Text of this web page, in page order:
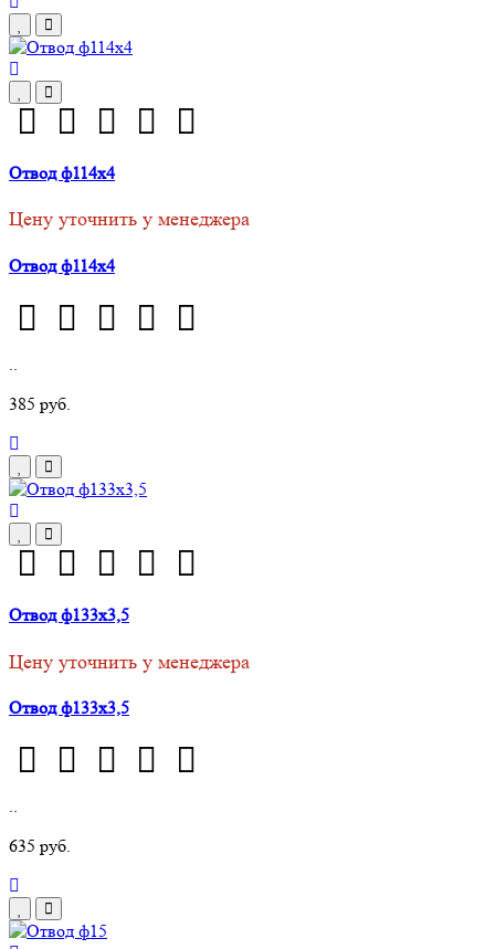
Отвод ф114х4
Цену уточнить у менеджера
Отвод ф114х4
..
385 руб.
Отвод ф133х3,5
Цену уточнить у менеджера
Отвод ф133х3,5
..
635 руб.